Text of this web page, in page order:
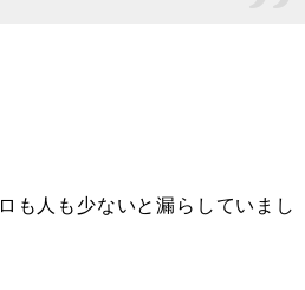
も人も少ないと漏らしていまし